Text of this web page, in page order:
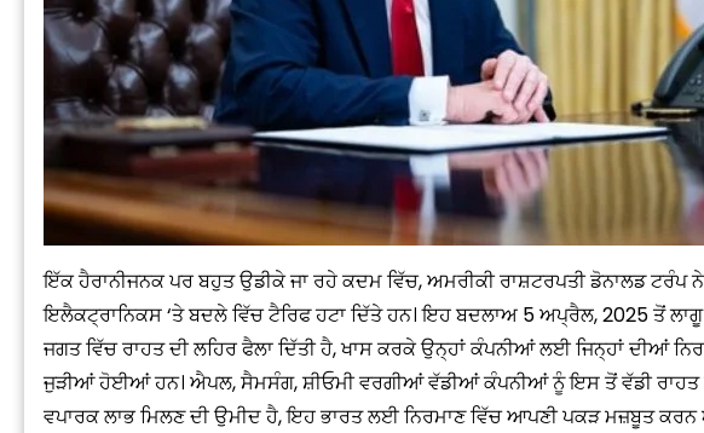
ਇੱਕ ਹੈਰਾਨੀਜਨਕ ਪਰ ਬਹੁਤ ਉਡੀਕੇ ਜਾ ਰਹੇ ਕਦਮ ਵਿੱਚ, ਅਮਰੀਕੀ ਰਾਸ਼ਟਰਪਤੀ ਡੋਨਾਲਡ
ਇਲੈਕਟ੍ਰਾਨਿਕਸ ‘ਤੇ ਬਦਲੇ ਵਿੱਚ ਟੈਰਿਫ ਹਟਾ ਦਿੱਤੇ ਹਨ। ਇਹ ਬਦਲਾਅ 5 ਅਪ੍ਰੈਲ, 2025 ਤੋਂ
ਜਗਤ ਵਿੱਚ ਰਾਹਤ ਦੀ ਲਹਿਰ ਫੈਲਾ ਦਿੱਤੀ ਹੈ, ਖਾਸ ਕਰਕੇ ਉਨ੍ਹਾਂ ਕੰਪਨੀਆਂ ਲਈ ਜਿਨ੍ਹਾਂ ਦੀਆਂ
ਜੁੜੀਆਂ ਹੋਈਆਂ ਹਨ। ਐਪਲ, ਸੈਮਸੰਗ, ਸ਼ੀਓਮੀ ਵਰਗੀਆਂ ਵੱਡੀਆਂ ਕੰਪਨੀਆਂ ਨੂੰ ਇਸ ਤੋਂ ਵੱਡੀ ਰਾਹਤ
ਵਪਾਰਕ ਲਾਭ ਮਿਲਣ ਦੀ ਉਮੀਦ ਹੈ, ਇਹ ਭਾਰਤ ਲਈ ਨਿਰਮਾਣ ਵਿੱਚ ਆਪਣੀ ਪਕੜ ਮਜ਼ਬੂਤ
Prabh Harmandar